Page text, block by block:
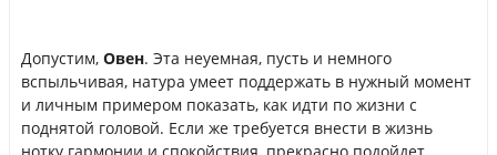
Допустим, Овен. Эта неуемная, пусть и немного
вспыльчивая, натура умеет поддержать в нужный момент
и личным примером показать, как идти по жизни с
поднятой головой. Если же требуется внести в жизнь